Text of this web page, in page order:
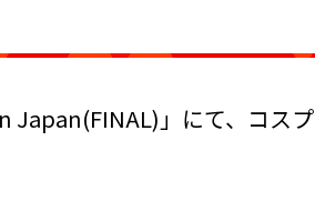
Japan(FINAL)」にて、コスプ